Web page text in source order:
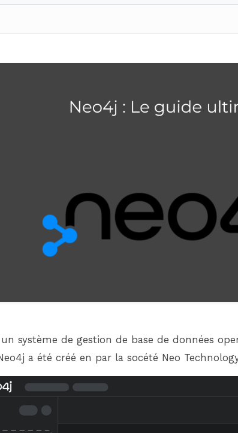
système de gestion de base de données
a été créé en par la socété Neo